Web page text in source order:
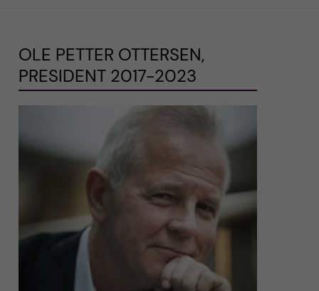
OLE PETTER OTTERSEN,
PRESIDENT 2017-2023